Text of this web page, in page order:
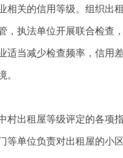
相关的信用等级。组织出
，执法单位开展联合检查
适当减少检查频率，信用
出租屋等级评定的各项
等单位负责对出租屋的小